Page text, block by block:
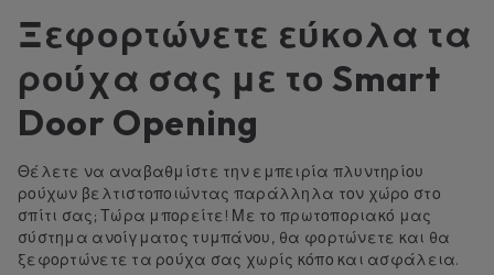
Ξεφορτώνετε εύκολα τα
ρούχα σας με το Smart
Door Opening
Θέλετε να αναβαθμίστε την εμπειρία πλυντηρίου
ρούχων βελτιστοποιώντας παράλληλα τον χώρο στο
σπίτι σας; Τώρα μπορείτε! Με το πρωτοποριακό μας
σύστημα ανοίγματος τυμπάνου, θα φορτώνετε και θα
ξεφορτώνετε τα ρούχα σας χωρίς κόπο και ασφάλεια.